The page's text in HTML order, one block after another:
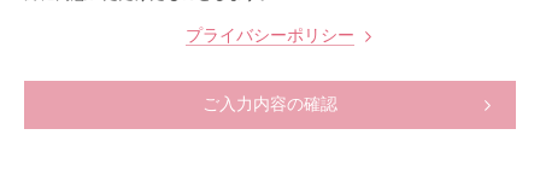
プライバシーポリシー
ご入力内容の確認